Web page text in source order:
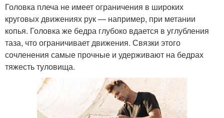
Головка плеча не имеет ограничения в широких
круговых движениях рук — например, при метании
копья. Головка же бедра глубоко вдается в углубления
таза, что ограничивает движения. Связки этого
сочленения самые прочные и удерживают на бедрах
тяжесть туловища.